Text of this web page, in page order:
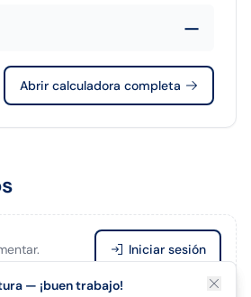
el artículo?
— ¡buen trabajo!
—
Abrir calculadora completa
Iniciar sesión